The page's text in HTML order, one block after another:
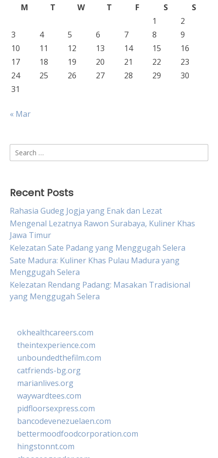
M
T W T F S
S
1
2
3
4 5 6 7 8
9
10
11 12 13 14 15
16
17
18 19 20 21 22
23
24
25 26 27 28 29
30
31
« Mar
Search
for:
Recent Posts
Rahasia Gudeg Jogja yang Enak dan Lezat
Mengenal Lezatnya Rawon Surabaya, Kuliner Khas
Jawa Timur
Kelezatan Sate Padang yang Menggugah Selera
Sate Madura: Kuliner Khas Pulau Madura yang
Menggugah Selera
Kelezatan Rendang Padang: Masakan Tradisional
yang Menggugah Selera
okhealthcareers.com
theintexperience.com
unboundedthefilm.com
catfriends-bg.org
marianlives.org
waywardtees.com
pidfloorsexpress.com
bancodevenezuelaen.com
bettermoodfoodcorporation.com
hingstonnt.com